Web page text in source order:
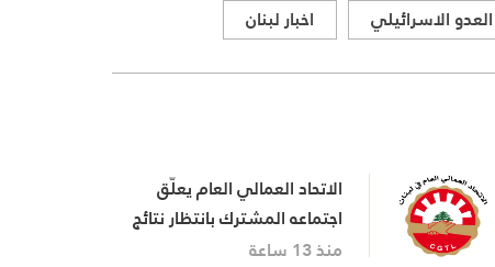
العدو الاسرائيلي
اخبار لبنان
الاتحاد العمالي العام يعلّق
اجتماعه المشترك بانتظار نتائج
اجتماع السراي الحكومي
منذ 13 ساعة